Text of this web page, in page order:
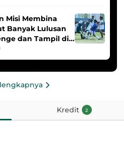
Misi Membina
Banyak Lulusan
dan Tampil di
Kredit 2